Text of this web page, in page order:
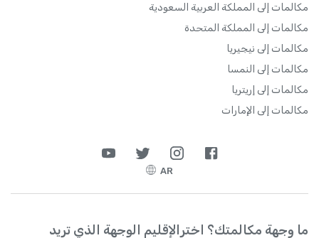
مكالمات إلى المملكة العربية السعودية
مكالمات إلى المملكة المتحدة
مكالمات إلى نيجيريا
مكالمات إلى النمسا
مكالمات إلى إريتريا
مكالمات إلى الإمارات
AR
ما وجهة مكالمتك؟ اخترالإقليم الوجهة الذي تريد